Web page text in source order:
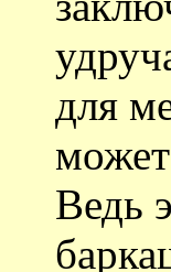
для
Ведь